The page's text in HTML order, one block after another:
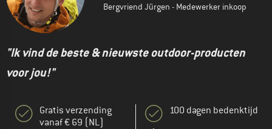
Bergvriend Jürgen - Medewerker inkoop
"Ik vind de beste & nieuwste outdoor-producten
voor jou!"
Gratis verzending
vanaf € 69 (NL)
100 dagen bedenktijd